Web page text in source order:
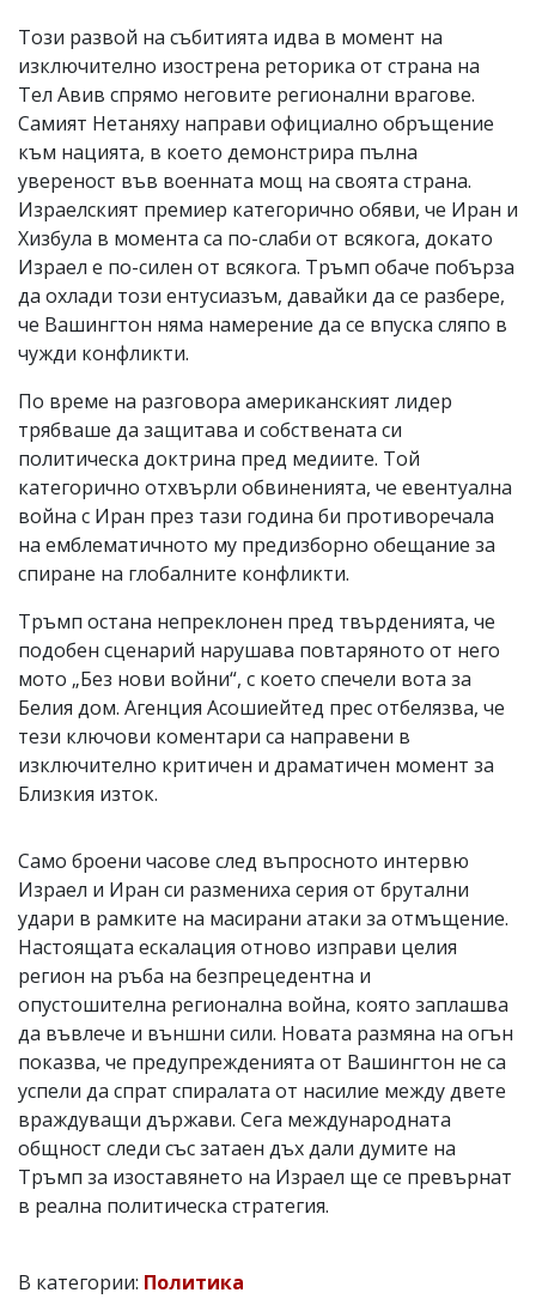
Този развой на събитията идва в момент на
изключително изострена реторика от страна на
Тел Авив спрямо неговите регионални врагове.
Самият Нетаняху направи официално обръщение
към нацията, в което демонстрира пълна
увереност във военната мощ на своята страна.
Израелският премиер категорично обяви, че Иран и
Хизбула в момента са по-слаби от всякога, докато
Израел е по-силен от всякога. Тръмп обаче побърза
да охлади този ентусиазъм, давайки да се разбере,
че Вашингтон няма намерение да се впуска сляпо в
чужди конфликти.
По време на разговора американският лидер
трябваше да защитава и собствената си
политическа доктрина пред медиите. Той
категорично отхвърли обвиненията, че евентуална
война с Иран през тази година би противоречала
на емблематичното му предизборно обещание за
спиране на глобалните конфликти.
Тръмп остана непреклонен пред твърденията, че
подобен сценарий нарушава повтаряното от него
мото „Без нови войни“, с което спечели вота за
Белия дом. Агенция Асошиейтед прес отбелязва, че
тези ключови коментари са направени в
изключително критичен и драматичен момент за
Близкия изток.
Само броени часове след въпросното интервю
Израел и Иран си размениха серия от брутални
удари в рамките на масирани атаки за отмъщение.
Настоящата ескалация отново изправи целия
регион на ръба на безпрецедентна и
опустошителна регионална война, която заплашва
да въвлече и външни сили. Новата размяна на огън
показва, че предупрежденията от Вашингтон не са
успели да спрат спиралата от насилие между двете
враждуващи държави. Сега международната
общност следи със затаен дъх дали думите на
Тръмп за изоставянето на Израел ще се превърнат
в реална политическа стратегия.
В категории: Политика